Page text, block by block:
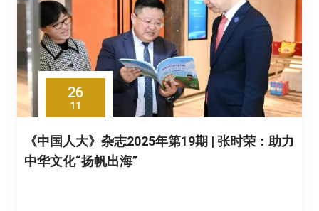
26
11
《中国人大》杂志2025年第19期 | 张时荣：助力
中华文化“扬帆出海”